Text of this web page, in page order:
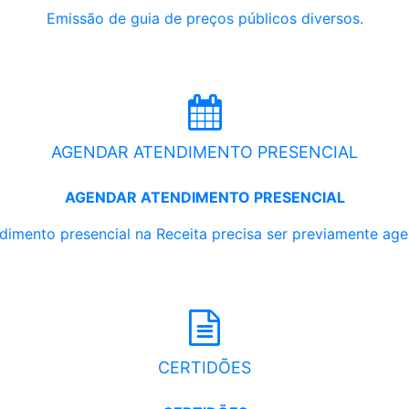
Emissão de guia de preços públicos diversos.
AGENDAR ATENDIMENTO PRESENCIAL
AGENDAR ATENDIMENTO PRESENCIAL
presencial na Receita precisa ser previamente
CERTIDÕES